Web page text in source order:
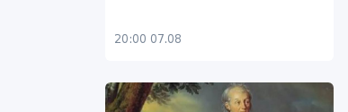
20:00 07.08